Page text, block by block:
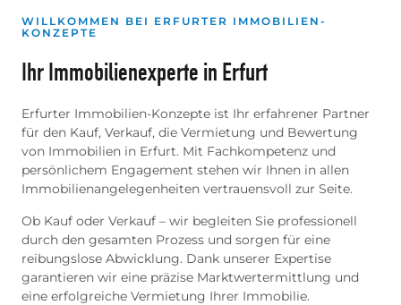
WILLKOMMEN BEI ERFURTER IMMOBILIEN-
KONZEPTE
Ihr Immobilienexperte in Erfurt
Erfurter Immobilien-Konzepte ist Ihr erfahrener Partner
für den Kauf, Verkauf, die Vermietung und Bewertung
von Immobilien in Erfurt. Mit Fachkompetenz und
persönlichem Engagement stehen wir Ihnen in allen
Immobilienangelegenheiten vertrauensvoll zur Seite.
Ob Kauf oder Verkauf – wir begleiten Sie professionell
durch den gesamten Prozess und sorgen für eine
reibungslose Abwicklung. Dank unserer Expertise
garantieren wir eine präzise Marktwertermittlung und
eine erfolgreiche Vermietung Ihrer Immobilie.